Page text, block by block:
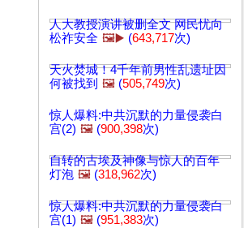
人大教授演讲被删全文 网民忧向
松祚安全 🖼️▶️ (643,717次)
天火焚城！4千年前男性乱遗址因
何被找到 🖼️ (505,749次)
惊人爆料:中共沉默的力量侵袭白
宫(2) 🖼️ (900,398次)
自转的古埃及神像与惊人的百年
灯泡 🖼️ (318,962次)
惊人爆料:中共沉默的力量侵袭白
宫(1) 🖼️ (951,383次)